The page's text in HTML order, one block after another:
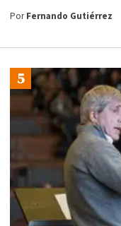
PorFernando Gutiérrez